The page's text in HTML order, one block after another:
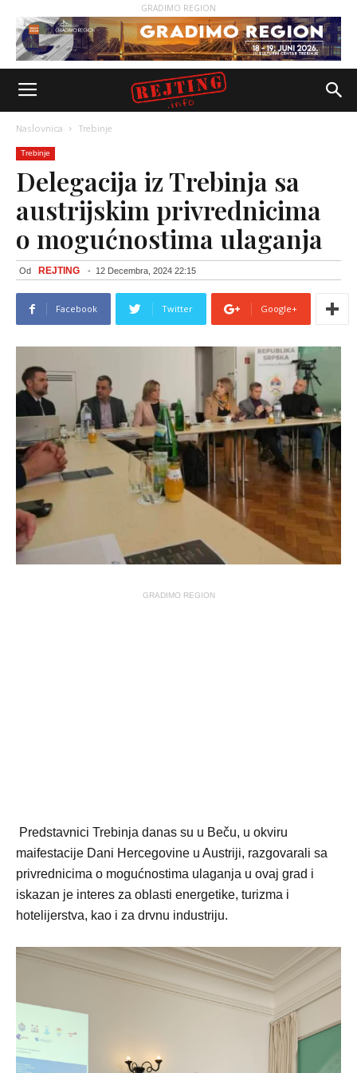
GRADIMO REGION
Naslovnica Trebinje
Trebinje
Delegacija iz Trebinja sa
austrijskim privrednicima
o mogućnostima ulaganja
Od REJTING - 12 Decembra, 2024 22:15
Facebook Twitter Google+
GRADIMO REGION
Predstavnici Trebinja danas su u Beču, u okviru
maifestacije Dani Hercegovine u Austriji, razgovarali sa
privrednicima o mogućnostima ulaganja u ovaj grad i
iskazan je interes za oblasti energetike, turizma i
hotelijerstva, kao i za drvnu industriju.